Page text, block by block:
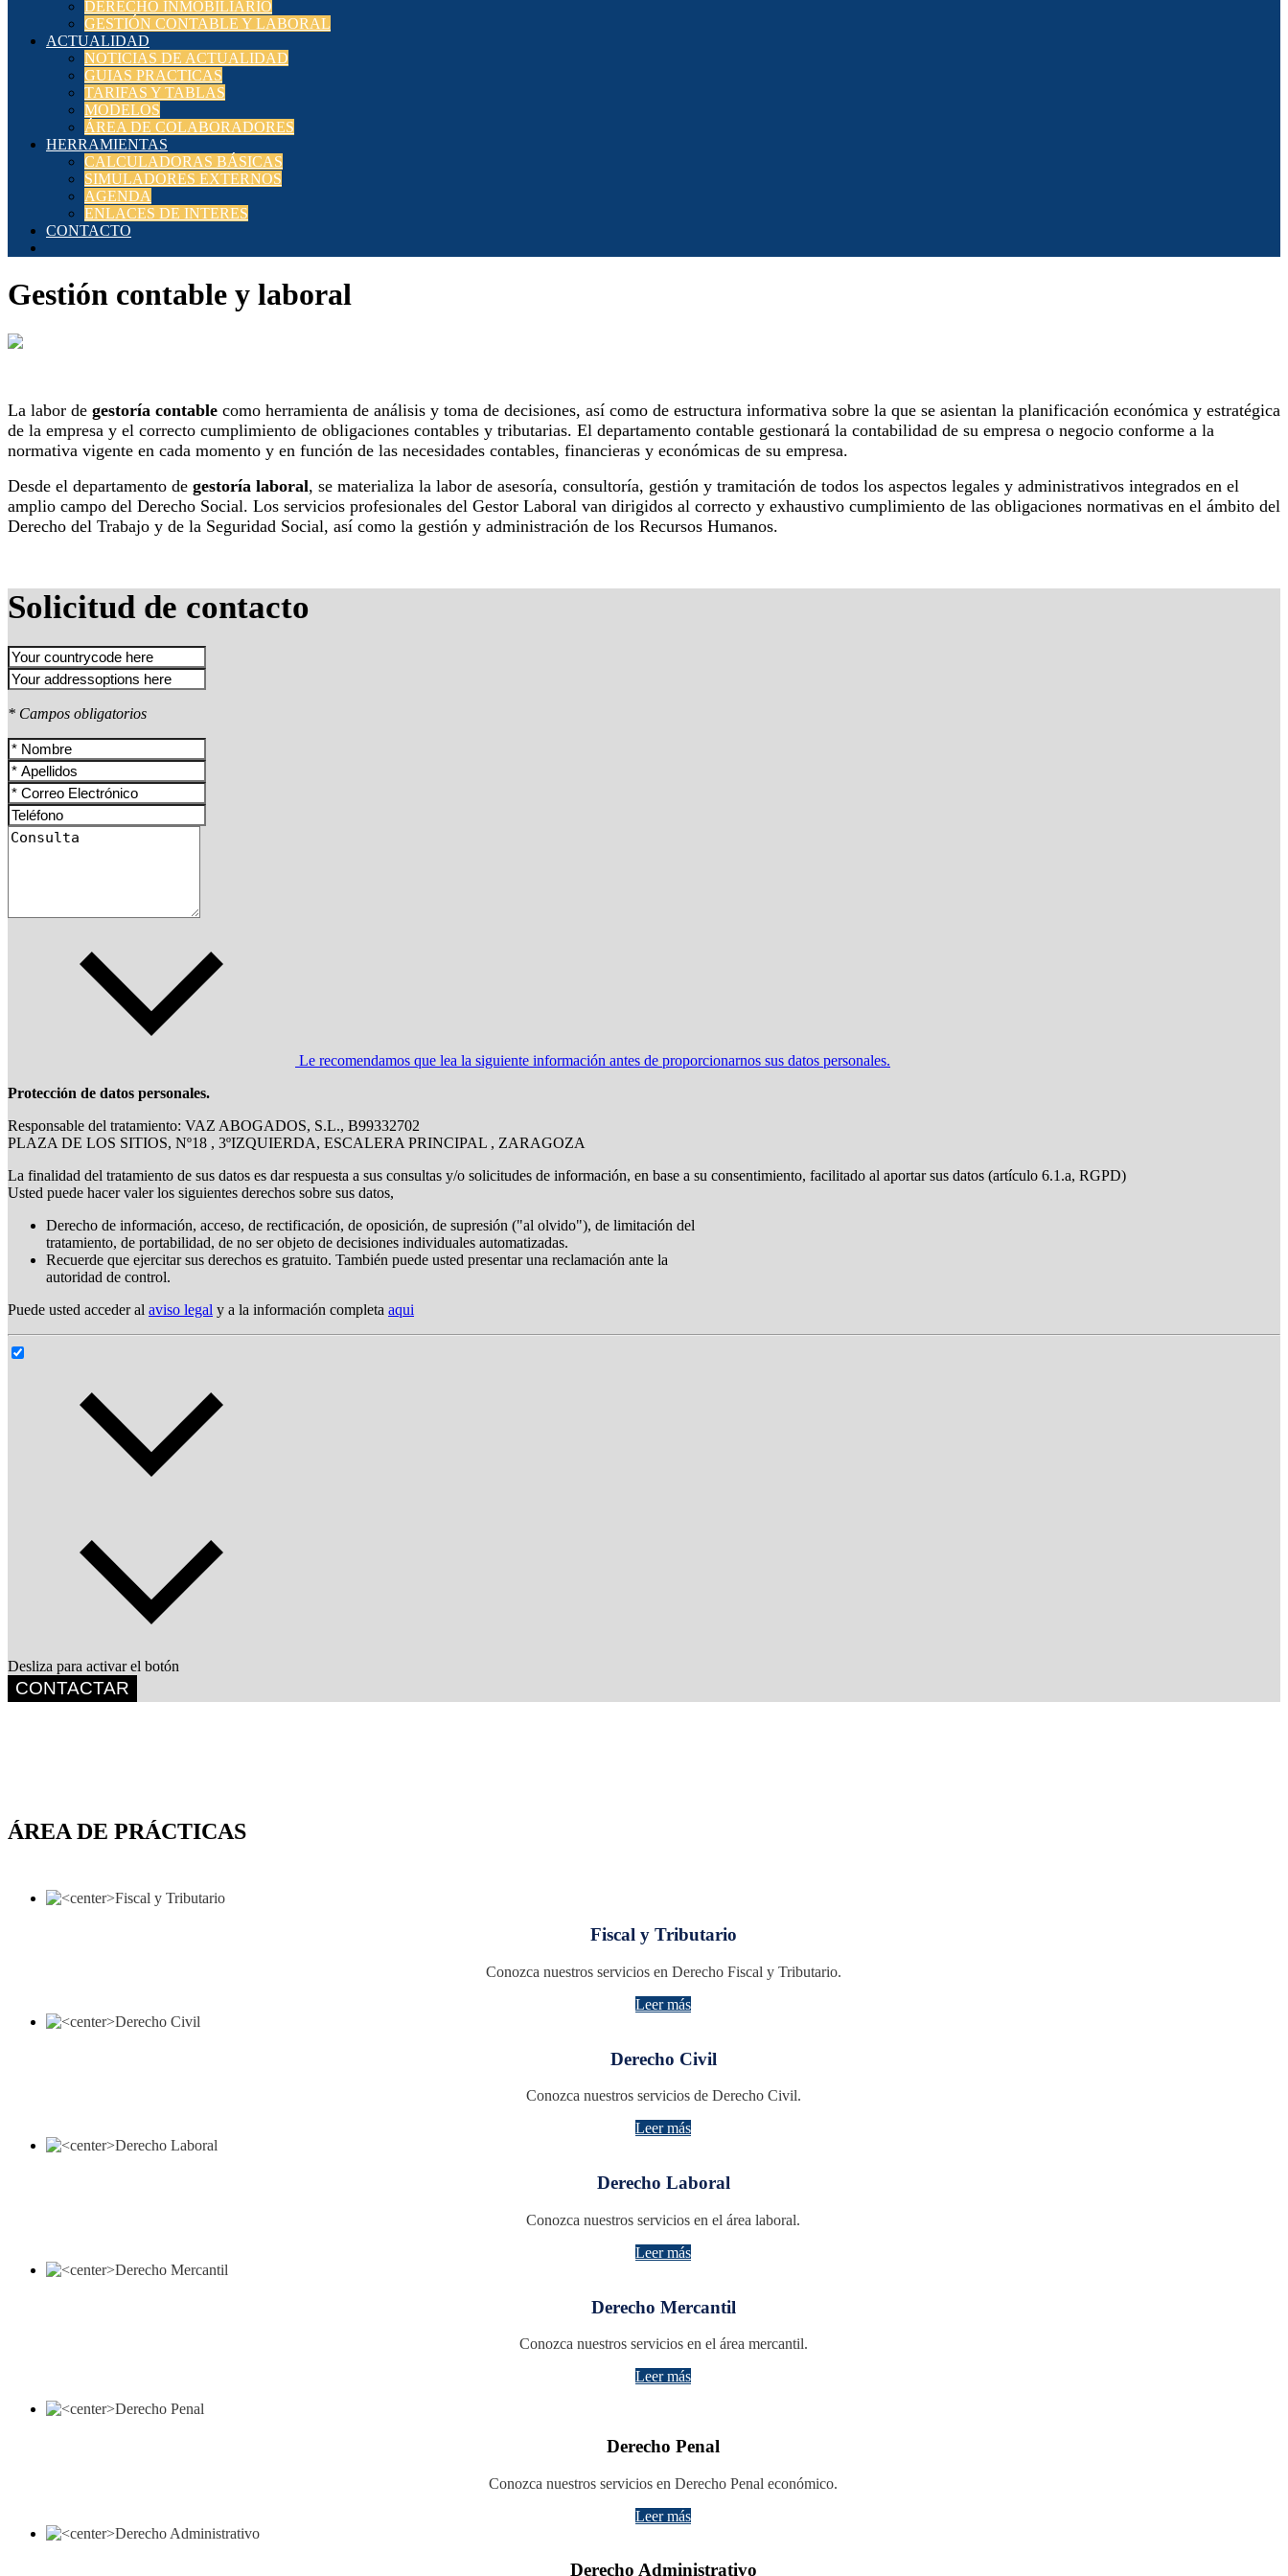
DERECHO INMOBILIARIO
GESTIÓN CONTABLE Y LABORAL
ACTUALIDAD
NOTICIAS DE ACTUALIDAD
GUIAS PRACTICAS
TARIFAS Y TABLAS
MODELOS
ÁREA DE COLABORADORES
HERRAMIENTAS
CALCULADORAS BÁSICAS
SIMULADORES EXTERNOS
AGENDA
ENLACES DE INTERES
CONTACTO
Gestión contable y laboral
La labor de gestoría contable como herramienta de análisis y toma de decisiones, así como de estructura informativa sobre la que se asientan la planificación económica y estratégica
de la empresa y el correcto cumplimiento de obligaciones contables y tributarias. El departamento contable gestionará la contabilidad de su empresa o negocio conforme a la
normativa vigente en cada momento y en función de las necesidades contables, financieras y económicas de su empresa.
Desde el departamento de gestoría laboral, se materializa la labor de asesoría, consultoría, gestión y tramitación de todos los aspectos legales y administrativos integrados en el
amplio campo del Derecho Social. Los servicios profesionales del Gestor Laboral van dirigidos al correcto y exhaustivo cumplimiento de las obligaciones normativas en el ámbito del
Derecho del Trabajo y de la Seguridad Social, así como la gestión y administración de los Recursos Humanos.
Solicitud de contacto
* Campos obligatorios
Le recomendamos que lea la siguiente información antes de proporcionarnos sus datos personales.
Protección de datos personales.
Responsable del tratamiento: VAZ ABOGADOS, S.L., B99332702
PLAZA DE LOS SITIOS, Nº18 , 3ºIZQUIERDA, ESCALERA PRINCIPAL , ZARAGOZA
La finalidad del tratamiento de sus datos es dar respuesta a sus consultas y/o solicitudes de información, en base a su consentimiento, facilitado al aportar sus datos (artículo 6.1.a, RGPD)
Usted puede hacer valer los siguientes derechos sobre sus datos,
Derecho de información, acceso, de rectificación, de oposición, de supresión ("al olvido"), de limitación del
tratamiento, de portabilidad, de no ser objeto de decisiones individuales automatizadas.
Recuerde que ejercitar sus derechos es gratuito. También puede usted presentar una reclamación ante la
autoridad de control.
Puede usted acceder al aviso legal y a la información completa aqui
Desliza para activar el botón
CONTACTAR
ÁREA DE PRÁCTICAS
Fiscal y Tributario
Conozca nuestros servicios en Derecho Fiscal y Tributario.
Leer más
Derecho Civil
Conozca nuestros servicios de Derecho Civil.
Leer más
Derecho Laboral
Conozca nuestros servicios en el área laboral.
Leer más
Derecho Mercantil
Conozca nuestros servicios en el área mercantil.
Leer más
Derecho Penal
Conozca nuestros servicios en Derecho Penal económico.
Leer más
Derecho Administrativo